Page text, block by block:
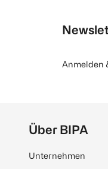
Anmelden
Über BIPA
Unternehmen